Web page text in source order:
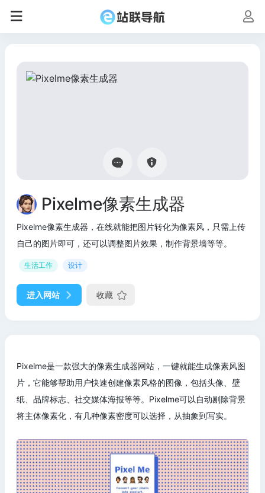
Pixelme像素生成器
Pixelme像素生成器，在线就能把图片转化为像素风，只需上传
自己的图片即可，还可以调整图片效果，制作背景墙等等。
生活工作 设计
进入网站 收藏
Pixelme是一款强大的像素生成器网站，一键就能生成像素风图
片，它能够帮助用户快速创建像素风格的图像，包括头像、壁
纸、品牌标志、社交媒体海报等等。Pixelme可以自动剔除背景
将主体像素化，有几种像素密度可以选择，从抽象到写实。